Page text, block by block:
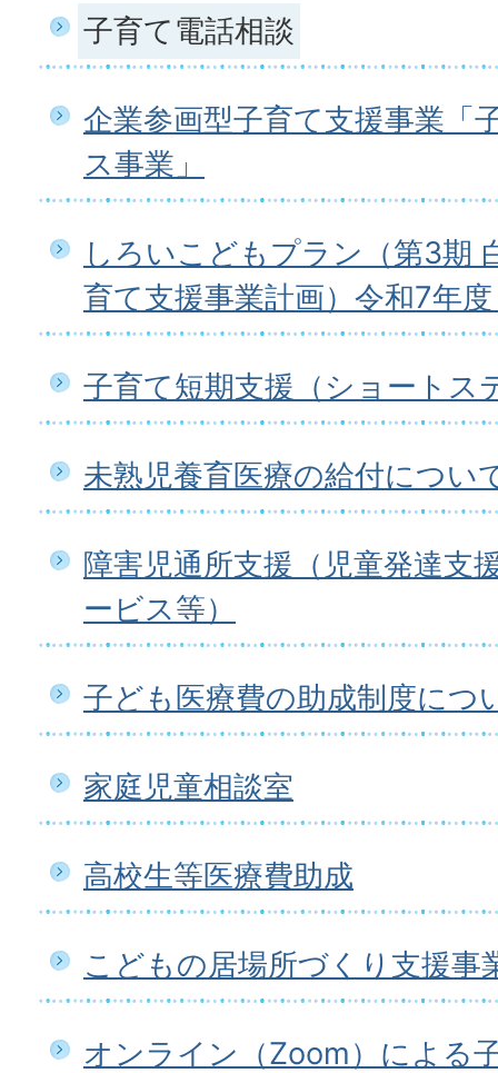
子育て電話相談
企業参画型子育て支援事業「
ス事業」
しろいこどもプラン（第3期
育て支援事業計画）令和7年
子育て短期支援（ショートス
未熟児養育医療の給付につい
障害児通所支援（児童発達支
ービス等）
子ども医療費の助成制度につ
家庭児童相談室
高校生等医療費助成
こどもの居場所づくり支援事
オンライン（Zoom）による